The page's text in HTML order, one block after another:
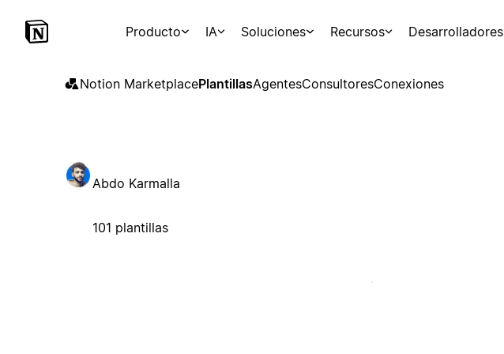
Producto IA Soluciones Recursos Desarrolladores
Notion MarketplacePlantillasAgentesConsultoresConexiones
Abdo Karmalla
101 plantillas